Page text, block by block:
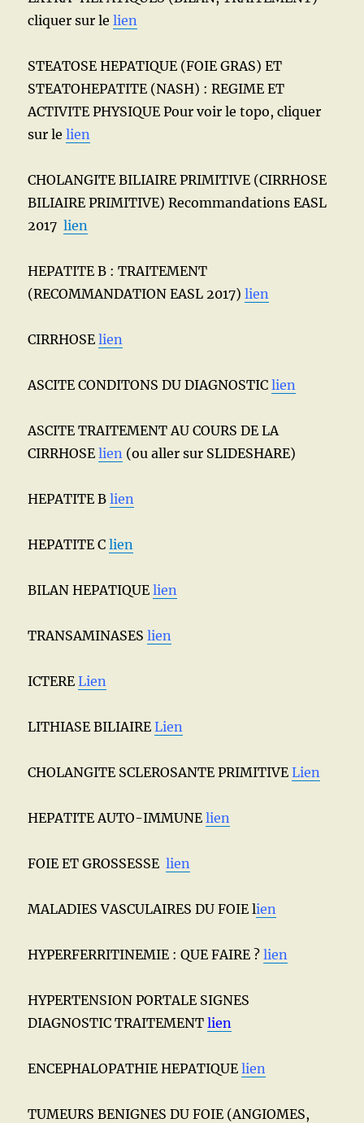
cliquer sur lelien
STEATOSE HEPATIQUE (FOIE GRAS) ET
STEATOHEPATITE (NASH) : REGIME ET
ACTIVITE PHYSIQUE Pour voir le topo, cliquer
sur lelien
CHOLANGITE BILIAIRE PRIMITIVE (CIRRHOSE
BILIAIRE PRIMITIVE) Recommandations EASL
2017lien
HEPATITE B : TRAITEMENT
(RECOMMANDATION EASL 2017)lien
CIRRHOSElien
ASCITE CONDITONS DU DIAGNOSTIClien
ASCITE TRAITEMENT AU COURS DE LA
CIRRHOSElien (ou aller sur SLIDESHARE)
HEPATITE Blien
HEPATITE Clien
BILAN HEPATIQUElien
TRANSAMINASESlien
ICTERELien
LITHIASE BILIAIRELien
CHOLANGITE SCLEROSANTE PRIMITIVELien
HEPATITE AUTO-IMMUNElien
FOIE ET GROSSESSElien
MALADIES VASCULAIRES DU FOIE lien
HYPERFERRITINEMIE : QUE FAIRE ?lien
HYPERTENSION PORTALE SIGNES
DIAGNOSTIC TRAITEMENTlien
ENCEPHALOPATHIE HEPATIQUElien
TUMEURS BENIGNES DU FOIE (ANGIOMES,